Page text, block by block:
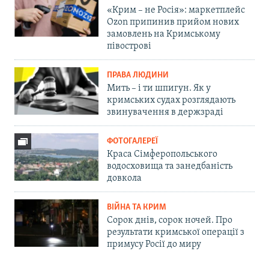
«Крим – не Росія»: маркетплейс
Ozon припинив прийом нових
замовлень на Кримському
півострові
ПРАВА ЛЮДИНИ
Мить – і ти шпигун. Як у
кримських судах розглядають
звинувачення в держзраді
ФОТОГАЛЕРЕЇ
Краса Сімферопольського
водосховища та занедбаність
довкола
ВІЙНА ТА КРИМ
Сорок днів, сорок ночей. Про
результати кримської операції з
примусу Росії до миру